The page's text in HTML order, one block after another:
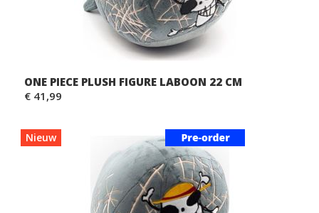
ONE PIECE PLUSH FIGURE LABOON 22 CM
€ 41,99
Nieuw